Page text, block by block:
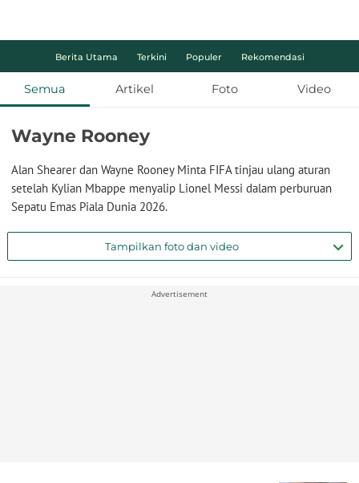
Berita Utama Terkini Populer Rekomendasi
Semua Artikel Foto Video
Wayne Rooney
Alan Shearer dan Wayne Rooney Minta FIFA tinjau ulang aturan
setelah Kylian Mbappe menyalip Lionel Messi dalam perburuan
Sepatu Emas Piala Dunia 2026.
Tampilkan foto dan video
Advertisement